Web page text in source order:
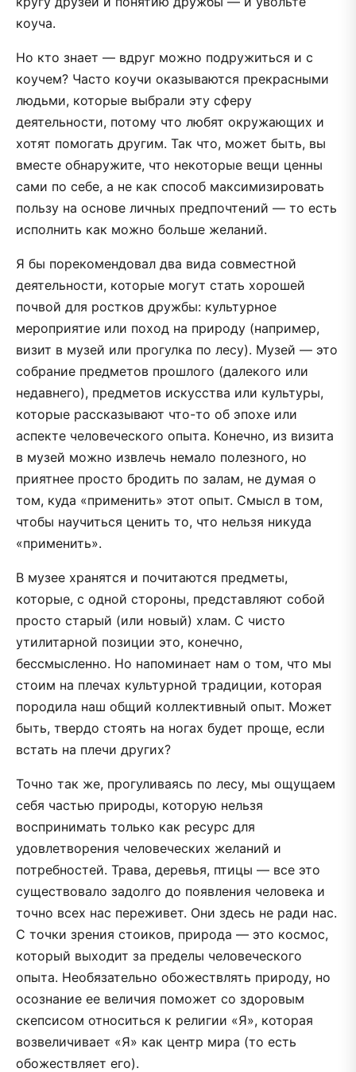
коуча.
Но кто знает — вдруг можно подружиться и с
коучем? Часто коучи оказываются прекрасными
людьми, которые выбрали эту сферу
деятельности, потому что любят окружающих и
хотят помогать другим. Так что, может быть, вы
вместе обнаружите, что некоторые вещи ценны
сами по себе, а не как способ максимизировать
пользу на основе личных предпочтений — то есть
исполнить как можно больше желаний.
Я бы порекомендовал два вида совместной
деятельности, которые могут стать хорошей
почвой для ростков дружбы: культурное
мероприятие или поход на природу (например,
визит в музей или прогулка по лесу). Музей — это
собрание предметов прошлого (далекого или
недавнего), предметов искусства или культуры,
которые рассказывают что-то об эпохе или
аспекте человеческого опыта. Конечно, из визита
в музей можно извлечь немало полезного, но
приятнее просто бродить по залам, не думая о
том, куда «применить» этот опыт. Смысл в том,
чтобы научиться ценить то, что нельзя никуда
«применить».
В музее хранятся и почитаются предметы,
которые, с одной стороны, представляют собой
просто старый (или новый) хлам. С чисто
утилитарной позиции это, конечно,
бессмысленно. Но напоминает нам о том, что мы
стоим на плечах культурной традиции, которая
породила наш общий коллективный опыт. Может
быть, твердо стоять на ногах будет проще, если
встать на плечи других?
Точно так же, прогуливаясь по лесу, мы ощущаем
себя частью природы, которую нельзя
воспринимать только как ресурс для
удовлетворения человеческих желаний и
потребностей. Трава, деревья, птицы — все это
существовало задолго до появления человека и
точно всех нас переживет. Они здесь не ради нас.
С точки зрения стоиков, природа — это космос,
который выходит за пределы человеческого
опыта. Необязательно обожествлять природу, но
осознание ее величия поможет со здоровым
скепсисом относиться к религии «Я», которая
возвеличивает «Я» как центр мира (то есть
обожествляет его).